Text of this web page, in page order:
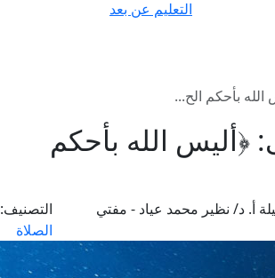
التعليم عن بعد
بأحكم الح...
﴿أليس الله بأحكم
أ. د/ نظير محمد عياد - مفتي
التصنيف:
الصلاة